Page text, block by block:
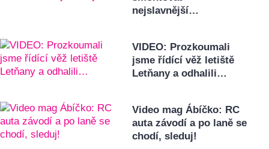
nejslavnější…
VIDEO: Prozkoumali
jsme řídící věž letiště
Letňany a odhalili…
Video mag Ábíčko: RC
auta závodí a po laně se
chodí, sleduj!